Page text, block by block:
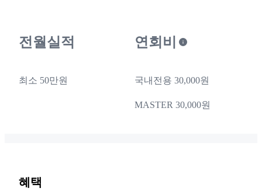
전월실적
최소 50만원
연회비
국내전용 30,000원
MASTER 30,000원
혜택